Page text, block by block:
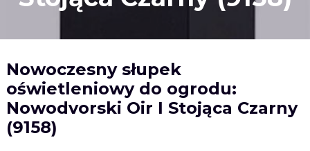
Nowoczesny słupek
oświetleniowy do ogrodu:
Nowodvorski Oir I Stojąca Czarny
(9158)